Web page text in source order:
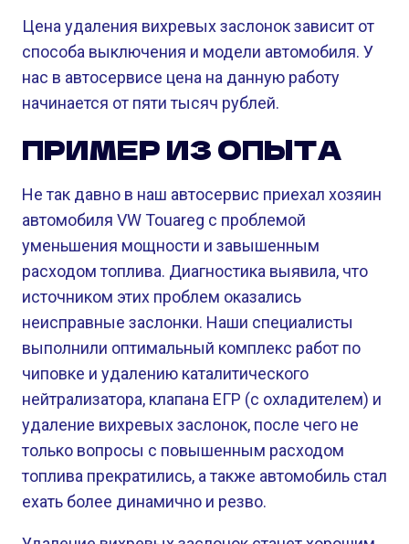
Цена удаления вихревых заслонок зависит от
способа выключения и модели автомобиля. У
нас в автосервисе цена на данную работу
начинается от пяти тысяч рублей.
ПРИМЕР ИЗ ОПЫТА
Не так давно в наш автосервис приехал хозяин
автомобиля VW Touareg с проблемой
уменьшения мощности и завышенным
расходом топлива. Диагностика выявила, что
источником этих проблем оказались
неисправные заслонки. Наши специалисты
выполнили оптимальный комплекс работ по
чиповке и удалению каталитического
нейтрализатора, клапана ЕГР (с охладителем) и
удаление вихревых заслонок, после чего не
только вопросы с повышенным расходом
топлива прекратились, а также автомобиль стал
ехать более динамично и резво.